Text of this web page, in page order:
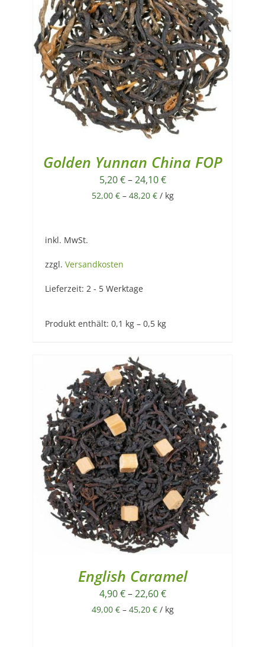
Golden Yunnan China FOP
5,20€–24,10€
52,00 €– 48,20 €/ kg
inkl. MwSt.
zzgl. Versandkosten
Lieferzeit: 2 - 5 Werktage
Produkt enthält: 0,1 kg – 0,5 kg
English Caramel
4,90€–22,60€
49,00 €– 45,20 €/ kg